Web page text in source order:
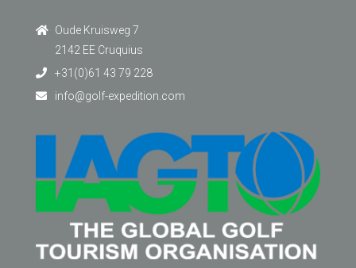
Oude Kruisweg 7
2142 EE Cruquius
+31(0)61 43 79 228
info@golf-expedition.com